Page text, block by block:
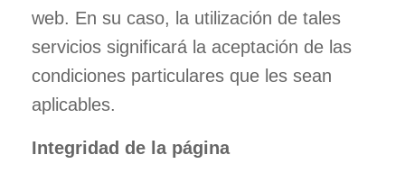
web. En su caso, la utilización de tales
servicios significará la aceptación de las
condiciones particulares que les sean
aplicables.
Integridad de la página